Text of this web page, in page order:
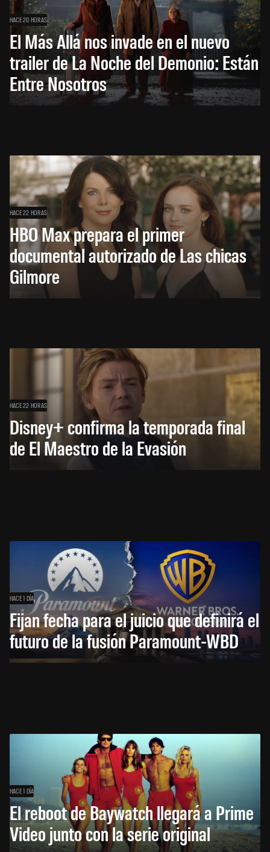
HACE 20 HORAS
El Más Allá nos invade en el nuevo
trailer de La Noche del Demonio: Están
Entre Nosotros
HACE 22 HORAS
HBO Max prepara el primer
documental autorizado de Las chicas
Gilmore
HACE 22 HORAS
Disney+ confirma la temporada final
de El Maestro de la Evasión
HACE 1 DÍA
Fijan fecha para el juicio que definirá el
futuro de la fusión Paramount-WBD
HACE 1 DÍA
El reboot de Baywatch llegará a Prime
Video junto con la serie original